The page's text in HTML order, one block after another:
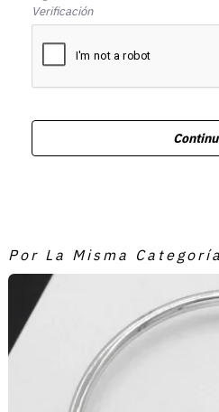
Verificación
Por La Misma Categoría